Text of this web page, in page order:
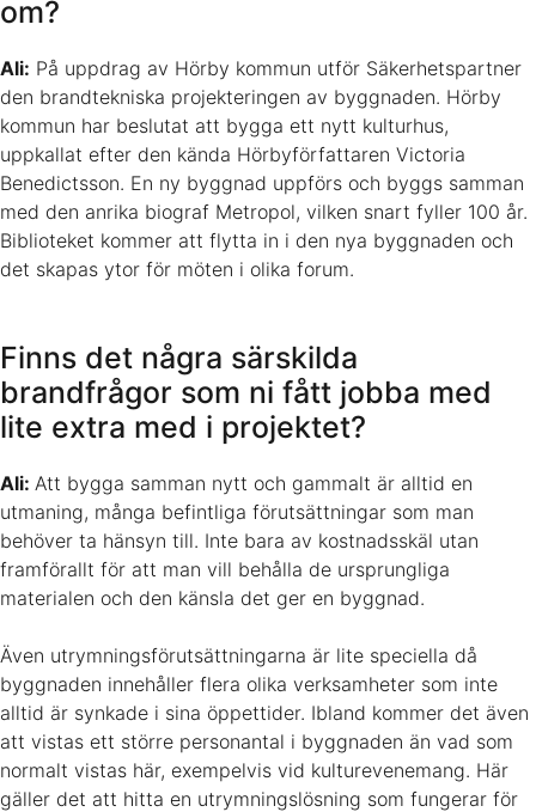
om?
Ali: På uppdrag av Hörby kommun utför Säkerhetspartner
den brandtekniska projekteringen av byggnaden. Hörby
kommun har beslutat att bygga ett nytt kulturhus,
uppkallat efter den kända Hörbyförfattaren Victoria
Benedictsson. En ny byggnad uppförs och byggs samman
med den anrika biograf Metropol, vilken snart fyller 100 år.
Biblioteket kommer att flytta in i den nya byggnaden och
det skapas ytor för möten i olika forum.
Finns det några särskilda
brandfrågor som ni fått jobba med
lite extra med i projektet?
Ali: Att bygga samman nytt och gammalt är alltid en
utmaning, många befintliga förutsättningar som man
behöver ta hänsyn till. Inte bara av kostnadsskäl utan
framförallt för att man vill behålla de ursprungliga
materialen och den känsla det ger en byggnad.
Även utrymningsförutsättningarna är lite speciella då
byggnaden innehåller flera olika verksamheter som inte
alltid är synkade i sina öppettider. Ibland kommer det även
att vistas ett större personantal i byggnaden än vad som
normalt vistas här, exempelvis vid kulturevenemang. Här
gäller det att hitta en utrymningslösning som fungerar för